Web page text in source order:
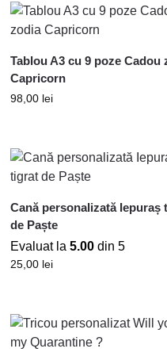
Tablou A3 cu 9 poze Cadou
Capricorn
98,00 lei
Cană personalizată Iepuraș
de Paște
Evaluat la5.00 din 5
25,00 lei